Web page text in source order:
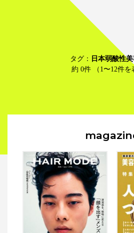
タグ： 日本弱酸性
約 0件 （1〜12件を